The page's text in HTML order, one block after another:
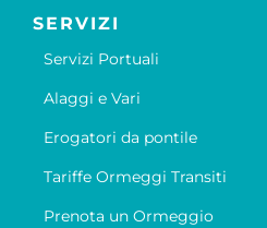
SERVIZI
Servizi Portuali
Alaggi e Vari
Erogatori da pontile
Tariffe Ormeggi Transiti
Prenota un Ormeggio